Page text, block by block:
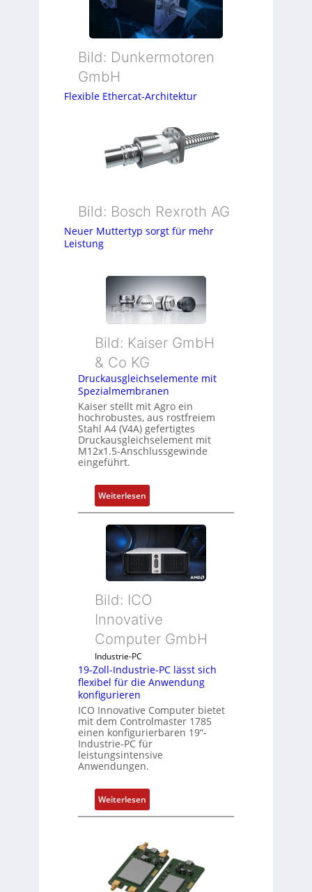
Bild: Dunkermotoren
GmbH
Flexible Ethercat-Architektur
Bild: Bosch Rexroth AG
Neuer Muttertyp sorgt für mehr
Leistung
Bild: Kaiser GmbH
& Co KG
Druckausgleichselemente mit
Spezialmembranen
Kaiser stellt mit Agro ein
hochrobustes, aus rostfreiem
Stahl A4 (V4A) gefertigtes
Druckausgleichselement mit
M12x1.5-Anschlussgewinde
eingeführt.
Weiterlesen:
D
r
u
c
a
u
s
g
l
i
c
s
e
l
e
m
e
n
t
m
i
t
Bild: ICO
Innovative
Computer GmbH
Industrie-PC
19-Zoll-Industrie-PC lässt sich
flexibel für die Anwendung
konfigurieren
ICO Innovative Computer bietet
mit dem Controlmaster 1785
einen konfigurierbaren 19“-
Industrie-PC für
leistungsintensive
Anwendungen.
Weiterlesen:
1
-
Z
o
l